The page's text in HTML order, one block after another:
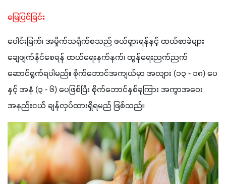
မြေပြင်ခြင်း
ပေါင်းမြက်၊ အမှိုက်သရိုက်စသည် ဖယ်ရှားရန်နှင့် ထယ်စာခဲများ
ချေဖျက်နိုင်စေရန် ထယ်ရေးနက်နက်၊ ထွန်ရေးညက်ညက်
ဆောင်ရွက်ရပါမည်။ စိုက်ဘောင်အကျယ်မှာ အလျား (၁၃ - ၁၈) ပေ
နှင့် အနံ (၃ - ၆) ပေဖြစ်ပြီး စိုက်ဘောင်နှစ်ခုကြား အကွာအဝေး
အနည်းငယ် ချန်လှပ်ထားရှိရမည် ဖြစ်သည်။